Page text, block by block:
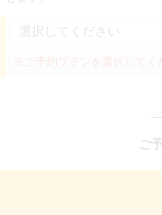
※ご予約プランを選択してく
ご